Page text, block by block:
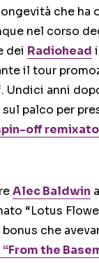
che ha
nel corso
dei Radiohead
il tour
Undici anni
palco per
off remixato
Alec Baldwin
“Lotus
bonus che
the